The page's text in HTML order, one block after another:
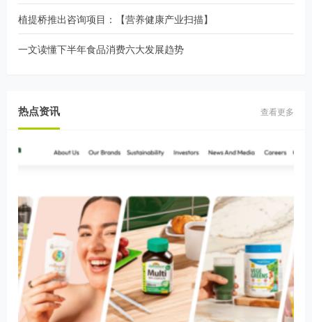
植提桥推出咨询项目：【营养健康产业扫描】
一文读懂下半年食品消费六大发展趋势
热点资讯 查看更多